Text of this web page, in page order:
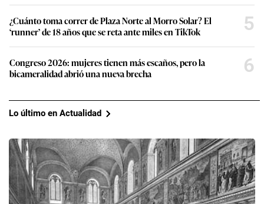
¿Cuánto toma correr de Plaza Norte al Morro Solar? El
‘runner’ de 18 años que se reta ante miles en TikTok
5
Congreso 2026: mujeres tienen más escaños, pero la
bicameralidad abrió una nueva brecha
6
Lo último en Actualidad